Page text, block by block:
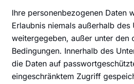
Ihre personenbezogenen Daten
Erlaubnis niemals außerhalb des
weitergegeben, außer unter den
Bedingungen. Innerhalb des
die Daten auf
eingeschränktem Zugriff